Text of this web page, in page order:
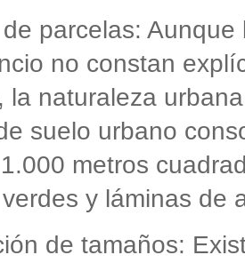
de parcelas:
no constan
la naturaleza
suelo urbano
metros
y láminas de
de tamaños: